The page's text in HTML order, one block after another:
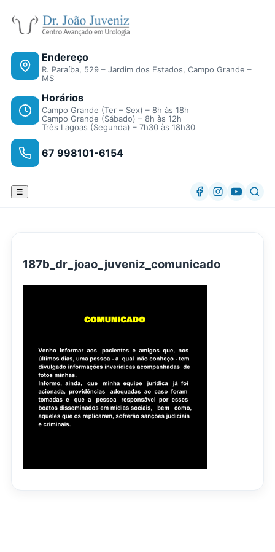
Endereço
R. Paraíba, 529 – Jardim dos Estados, Campo Grande –
MS
Horários
Campo Grande (Ter – Sex) – 8h às 18h
Campo Grande (Sábado) – 8h às 12h
Três Lagoas (Segunda) – 7h30 às 18h30
67 998101-6154
☰
187b_dr_joao_juveniz_comunicado